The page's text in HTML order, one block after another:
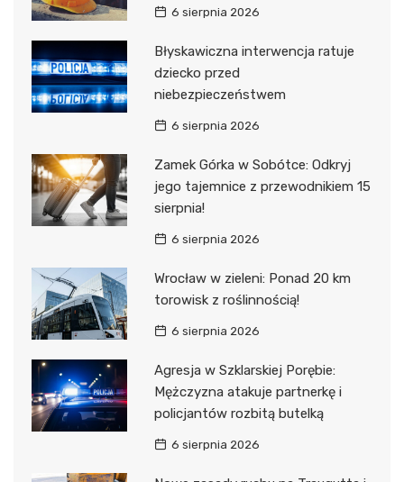
6 sierpnia 2026
Błyskawiczna interwencja ratuje
dziecko przed
niebezpieczeństwem
6 sierpnia 2026
Zamek Górka w Sobótce: Odkryj
jego tajemnice z przewodnikiem 15
sierpnia!
6 sierpnia 2026
Wrocław w zieleni: Ponad 20 km
torowisk z roślinnością!
6 sierpnia 2026
Agresja w Szklarskiej Porębie:
Mężczyzna atakuje partnerkę i
policjantów rozbitą butelką
6 sierpnia 2026